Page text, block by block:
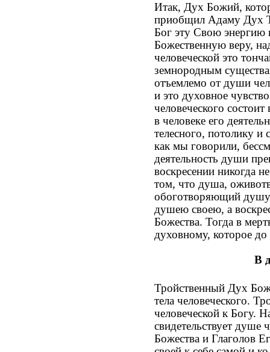
Итак, Дух Божий,
приобщил Адаму Дух
Бог эту Свою энергию
Божественную веру,
человеческой это
земнородным
отъемлемо от души
и это духовное
человеческого
в человеке его
телесного, потолику и
как мы говорили,
деятельность души
воскресении никогда
том, что душа,
обоготворяющий душу,
душею своею, а
Божества. Тогда в
духовному, которое
В
Тройственный Дух
тела человеческого.
человеческой к Богу.
свидетельствует
Божества и Глаголов